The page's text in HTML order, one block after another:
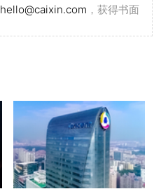
hello@caixin.com ，获得书面